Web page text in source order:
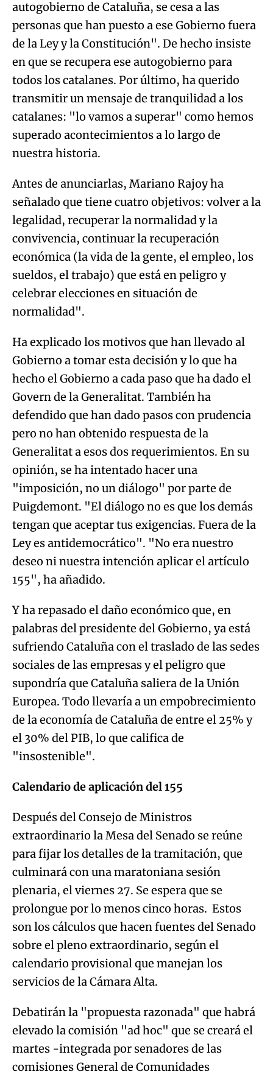
autogobierno de Cataluña, se cesa a las
personas que han puesto a ese Gobierno fuera
de la Ley y la Constitución". De hecho insiste
en que se recupera ese autogobierno para
todos los catalanes. Por último, ha querido
transmitir un mensaje de tranquilidad a los
catalanes: "lo vamos a superar" como hemos
superado acontecimientos a lo largo de
nuestra historia.
Antes de anunciarlas, Mariano Rajoy ha
señalado que tiene cuatro objetivos: volver a la
legalidad, recuperar la normalidad y la
convivencia, continuar la recuperación
económica (la vida de la gente, el empleo, los
sueldos, el trabajo) que está en peligro y
celebrar elecciones en situación de
normalidad".
Ha explicado los motivos que han llevado al
Gobierno a tomar esta decisión y lo que ha
hecho el Gobierno a cada paso que ha dado el
Govern de la Generalitat. También ha
defendido que han dado pasos con prudencia
pero no han obtenido respuesta de la
Generalitat a esos dos requerimientos. En su
opinión, se ha intentado hacer una
"imposición, no un diálogo" por parte de
Puigdemont. "El diálogo no es que los demás
tengan que aceptar tus exigencias. Fuera de la
Ley es antidemocrático". "No era nuestro
deseo ni nuestra intención aplicar el artículo
155", ha añadido.
Y ha repasado el daño económico que, en
palabras del presidente del Gobierno, ya está
sufriendo Cataluña con el traslado de las sedes
sociales de las empresas y el peligro que
supondría que Cataluña saliera de la Unión
Europea. Todo llevaría a un empobrecimiento
de la economía de Cataluña de entre el 25% y
el 30% del PIB, lo que califica de
"insostenible".
Calendario de aplicación del 155
Después del Consejo de Ministros
extraordinario la Mesa del Senado se reúne
para fijar los detalles de la tramitación, que
culminará con una maratoniana sesión
plenaria, el viernes 27. Se espera que se
prolongue por lo menos cinco horas. Estos
son los cálculos que hacen fuentes del Senado
sobre el pleno extraordinario, según el
calendario provisional que manejan los
servicios de la Cámara Alta.
Debatirán la "propuesta razonada" que habrá
elevado la comisión "ad hoc" que se creará el
martes -integrada por senadores de las
comisiones General de Comunidades